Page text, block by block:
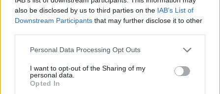
also be disclosed by us to third parties on the IAB’s List of
Downstream Participants that may further disclose it to other
Please note that this website/app uses one or more Google
not limited to your visit or usage behaviour. You may click to
grant or deny consent to Google and its third-party tags to
use your data for below specified purposes in below Google
Personal Data Processing Opt Outs
I want to opt-out of the Sharing of my
personal data.
Opted In